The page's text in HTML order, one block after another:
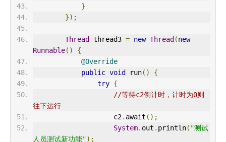
}
});
Thread thread3 = new Thread (new
Runnable()
{
@Override
public void run()
{
try {
//等待c2倒计时，计时为0则
往下运行
                    c2
. await ();
System. out . println( "测试
人员测试新功能");